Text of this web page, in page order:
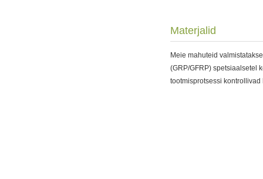
Materjalid
Meie mahuteid
(GRP/GFRP) spetsiaalsetel
tootmisprotsessi